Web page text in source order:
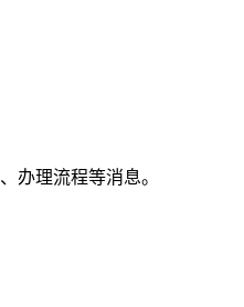
办理流程等消息。